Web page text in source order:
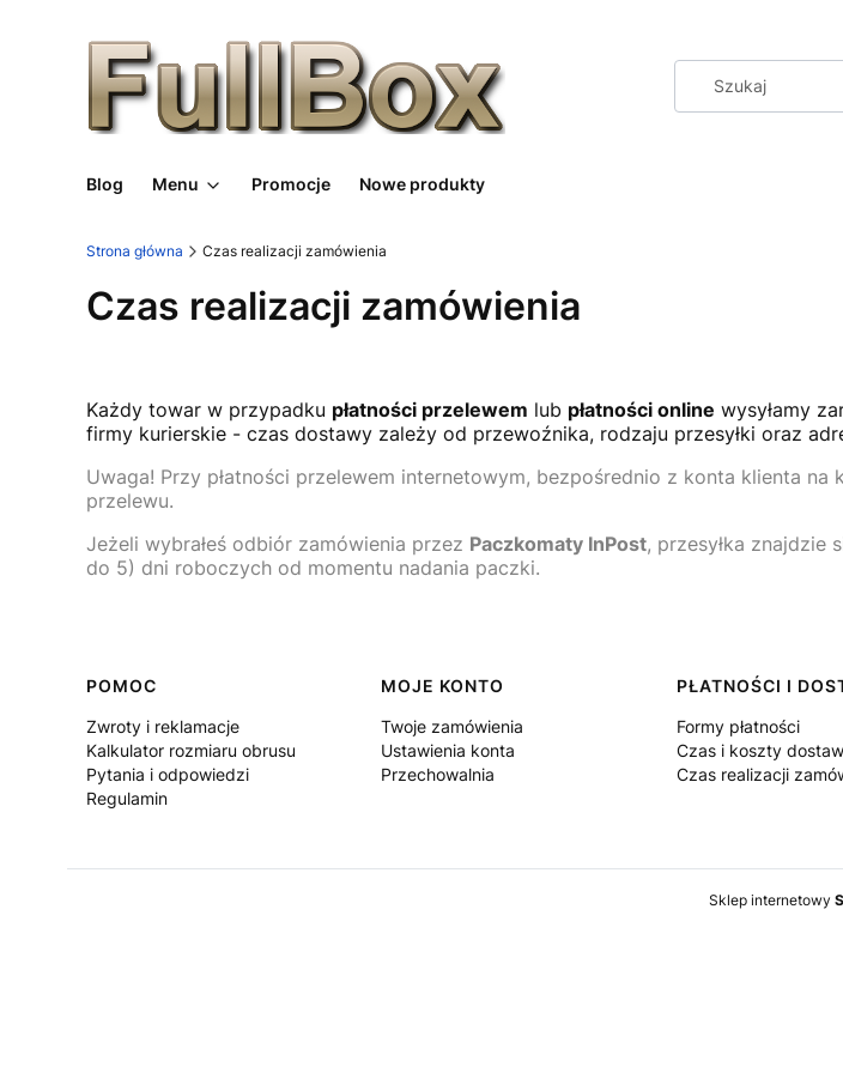
Blog Menu Promocje Nowe produkty
Strona główna Czas realizacji zamówienia
Czas realizacji zamówienia
Każdy towar w przypadku płatności przelewem lub płatności online wysyłamy
firmy kurierskie - czas dostawy zależy od przewoźnika, rodzaju przesyłki oraz
Uwaga! Przy płatności przelewem internetowym, bezpośrednio z konta klienta
przelewu.
Jeżeli wybrałeś odbiór zamówienia przez Paczkomaty InPost, przesyłka znajdzie
do 5) dni roboczych od momentu nadania paczki.
Linki w stopce
POMOC
Zwroty i reklamacje
Kalkulator rozmiaru obrusu
Pytania i odpowiedzi
Regulamin
MOJE KONTO
Twoje zamówienia
Ustawienia konta
Przechowalnia
PŁATNOŚCI I
Formy płatności
Czas i koszty
Czas realizacji
Sklep internetowy